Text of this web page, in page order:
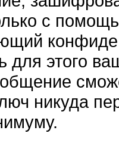
с
для этого
никуда